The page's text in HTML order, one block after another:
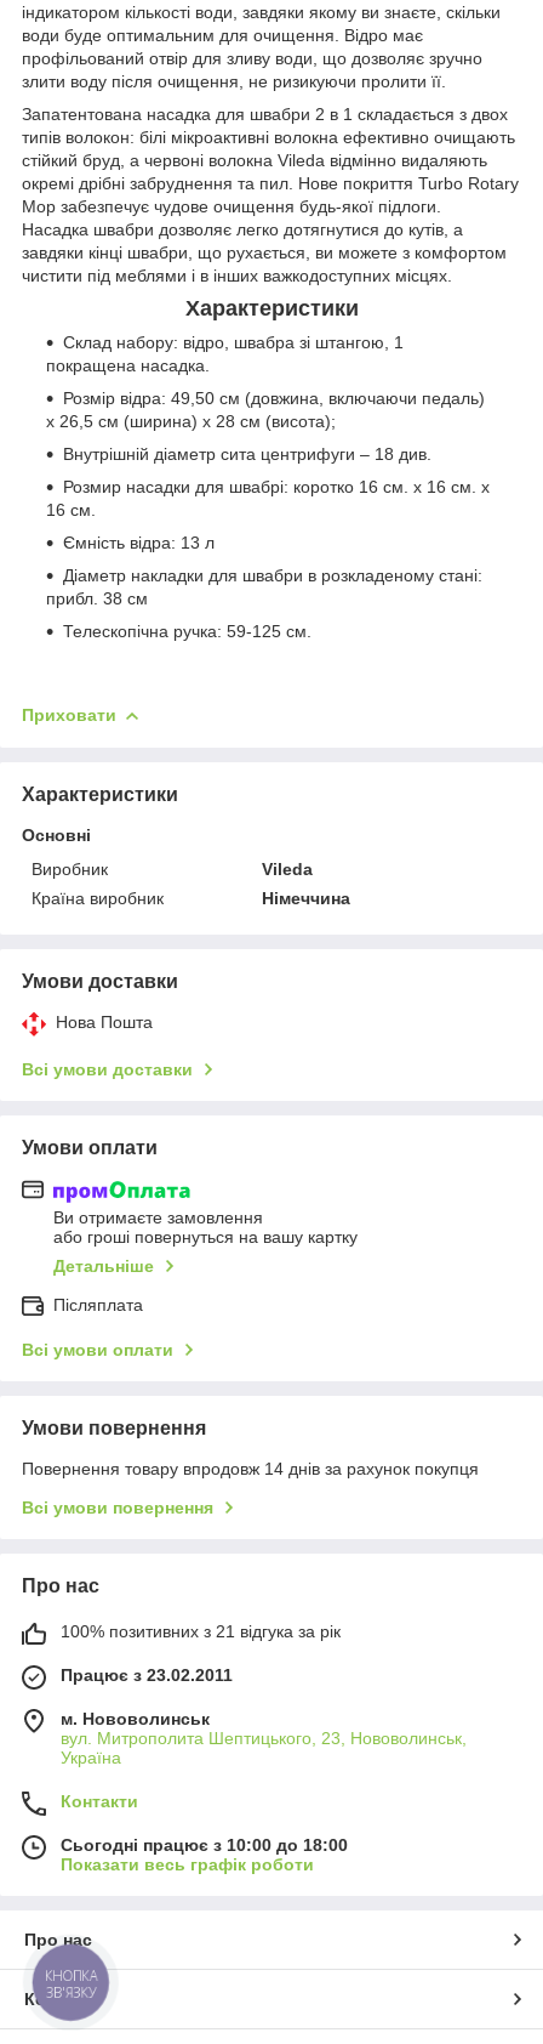
індикатором кількості води, завдяки якому ви знаєте, скільки
води буде оптимальним для очищення. Відро має
профільований отвір для зливу води, що дозволяє зручно
злити воду після очищення, не ризикуючи пролити її.
Запатентована насадка для швабри 2 в 1 складається з двох
типів волокон: білі мікроактивні волокна ефективно очищають
стійкий бруд, а червоні волокна Vileda відмінно видаляють
окремі дрібні забруднення та пил. Нове покриття Turbo Rotary
Mop забезпечує чудове очищення будь-якої підлоги.
Насадка швабри дозволяє легко дотягнутися до кутів, а
завдяки кінці швабри, що рухається, ви можете з комфортом
чистити під меблями і в інших важкодоступних місцях.
Характеристики
Склад набору: відро, швабра зі штангою, 1
покращена насадка.
Розмір відра: 49,50 см (довжина, включаючи педаль)
х 26,5 см (ширина) х 28 см (висота);
Внутрішній діаметр сита центрифуги – 18 див.
Розмир насадки для швабрі: коротко 16 см. x 16 см. x
16 см.
Ємність відра: 13 л
Діаметр накладки для швабри в розкладеному стані:
прибл. 38 см
Телескопічна ручка: 59-125 см.
Приховати
Характеристики
Основні
Виробник
Vileda
Країна виробник
Німеччина
Умови доставки
Нова Пошта
Всі умови доставки
Умови оплати
Ви отримаєте замовлення
або гроші повернуться на вашу картку
Детальніше
Післяплата
Всі умови оплати
Умови повернення
Повернення товару впродовж 14 днів за рахунок покупця
Всі умови повернення
Про нас
100% позитивних з 21 відгука за рік
Працює з 23.02.2011
м. Нововолинськ
вул. Митрополита Шептицького, 23, Нововолинськ,
Україна
Контакти
Сьогодні працює з 10:00 до 18:00
Показати весь графік роботи
Про нас
Контакти
КНОПКА
ЗВ'ЯЗКУ